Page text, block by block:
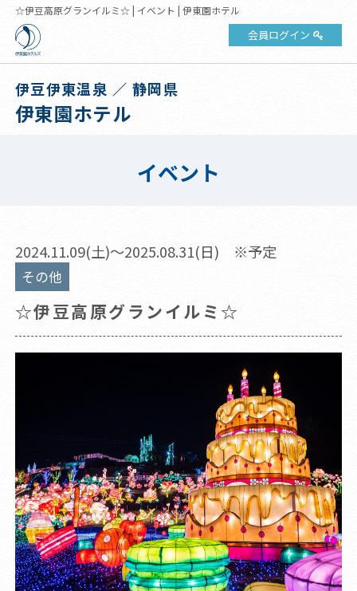
☆伊豆高原グランイルミ☆ | イベント | 伊東園ホテル
会員ログイン
伊豆伊東温泉 ／ 静岡県
伊東園ホテル
イベント
2024.11.09(土)～2025.08.31(日) ※予定
その他
☆伊豆高原グランイルミ☆